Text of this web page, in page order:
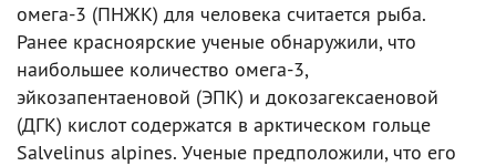
омега-3 (ПНЖК) для человека считается рыба.
Ранее красноярские ученые обнаружили, что
наибольшее количество омега-3,
эйкозапентаеновой (ЭПК) и докозагексаеновой
(ДГК) кислот содержатся в арктическом гольце
Salvelinus alpines. Ученые предположили, что его